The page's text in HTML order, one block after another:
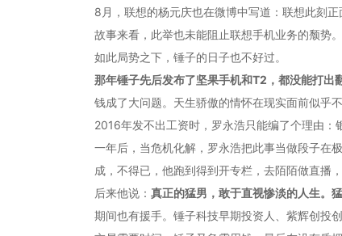
8月，联想的杨元庆也在微博中写道：联想此刻
故事来看，此举也未能阻止联想手机业务的颓势。
如此局势之下，锤子的日子也不好过。
那年锤子先后发布了坚果手机和T2，都没能打出
钱成了大问题。天生骄傲的情怀在现实面前似乎
2016年发不出工资时，罗永浩只能编了个理由：
一年后，当危机化解，罗永浩把此事当做段子在
成，不得已，他跑到得到开专栏，去陌陌做直播，
后来他说： 真正的猛男，敢于直视惨淡的人生。
期间也有援手。锤子科技早期投资人、紫辉创投